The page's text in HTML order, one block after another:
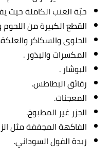
حبّة العنب الكاملة حيث
القطع الكبيرة من اللحوم
الحلوى والسكاكر والعلكة.
المكسرات والبذور .
البوشار .
رقائق البطاطس.
المعجنات.
الجزر غير المطبوخ.
الفاكهة المجففة مثل
زبدة الفول السوداني.